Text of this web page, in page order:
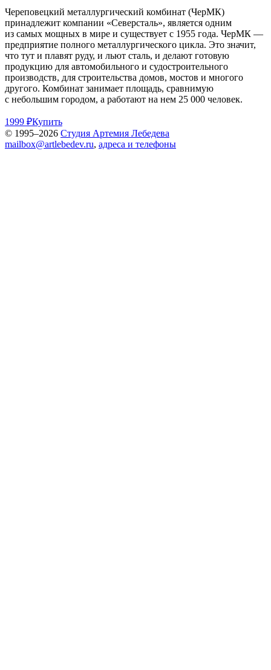
Череповецкий металлургический комбинат (ЧерМК)
принадлежит компании «Северсталь», является одним
из самых мощных в мире и существует с 1955 года. ЧерМК —
предприятие полного металлургического цикла. Это значит,
что тут и плавят руду, и льют сталь, и делают готовую
продукцию для автомобильного и судостроительного
производств, для строительства домов, мостов и многого
другого. Комбинат занимает площадь, сравнимую
с небольшим городом, а работают на нем 25 000 человек.
1999 ₽Купить
© 1995–2026 Студия Артемия Лебедева
mailbox@artlebedev.ru, адреса и телефоны